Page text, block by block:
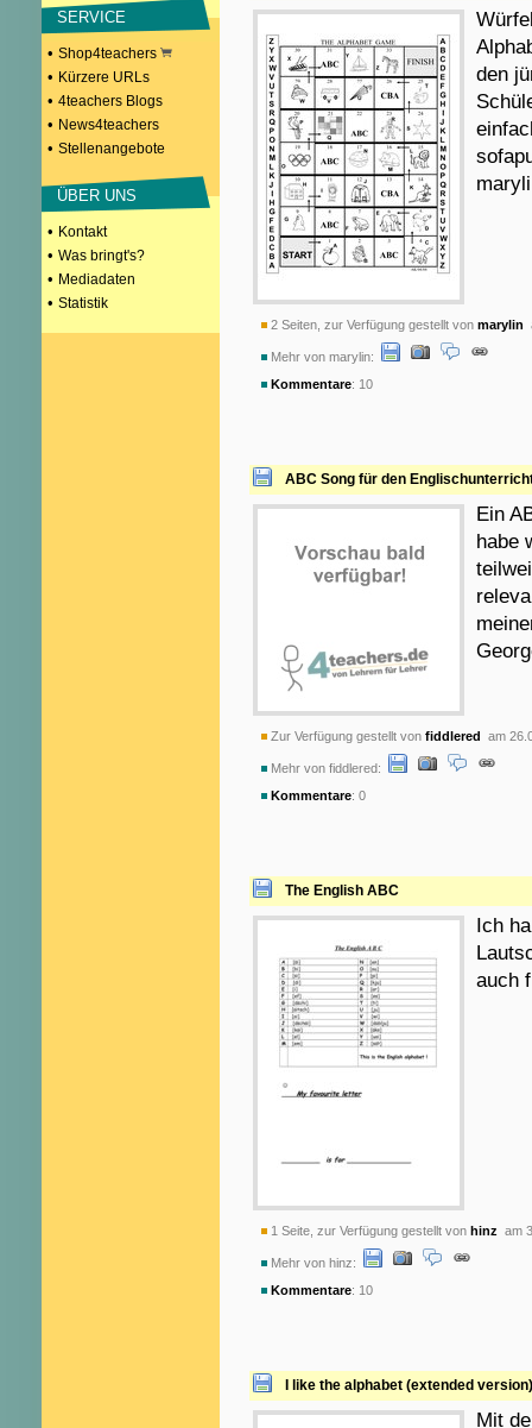
SERVICE
• Shop4teachers
• Kürzere URLs
• 4teachers Blogs
• News4teachers
• Stellenangebote
ÜBER UNS
• Kontakt
• Was bringt's?
• Mediadaten
• Statistik
den
2 Seiten, zur Verfügung gestellt von marylin
Mehr von marylin:
Kommentare: 10
ABC Song für den
Ein
habe
Zur Verfügung gestellt von fiddlered am
Mehr von fiddlered:
Kommentare: 0
The English ABC
Ich
auch
1 Seite, zur Verfügung gestellt von hinz am
Mehr von hinz:
Kommentare: 10
I like the alphabet (extended
Mit